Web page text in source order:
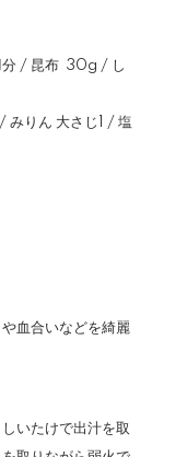
/ 昆布 30g / し
りん 大さじ1 / 塩
血合いなどを綺麗
いたけで出汁を取